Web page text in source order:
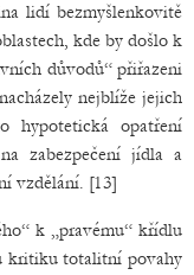
lidí bezmyšlenkovitě
kde by došlo k
důvodů“ přiřazeni
nejblíže jejich
hypotetická opatření
zabezpečení jídla a
vzdělání. [13]
k „pravému“ křídlu
kritiku totalitní povahy